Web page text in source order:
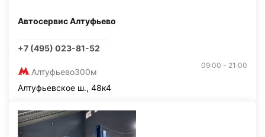
Автосервис Алтуфьево
+7 (495) 023-81-52
Алтуфьево300м
09:00 - 21:00
Алтуфьевское ш., 48к4